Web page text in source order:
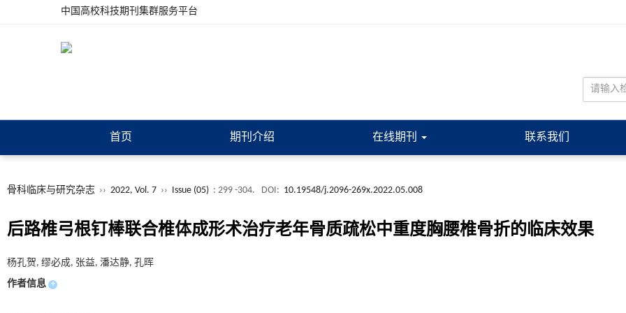
中国高校科技期刊集群服务平台
首页 期刊介绍 在线期刊 联系我们
骨科临床与研究杂志 ›› 2022, Vol. 7 ›› Issue (05) : 299 -304. DOI: 10.19548/j.2096-269x.2022.05.008
后路椎弓根钉棒联合椎体成形术治疗老年骨质疏松中重度胸腰椎骨折的临床效果
杨孔贺, 缪必成, 张益, 潘达静, 孔晖
作者信息 +